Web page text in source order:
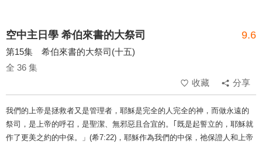
空中主日學 希伯來書的大祭司 9.6
第15集 希伯來書的大祭司(十五)
全 36 集
收藏
分享
我們的上帝是拯救者又是管理者，耶穌是完全的人完全的神，而做永遠的
祭司，是上帝的呼召，是聖潔、無邪惡且合宜的。｢既是起誓立的，耶穌就
作了更美之約的中保。」(希7:22)，耶穌作為我們的中保，祂保證人和上帝